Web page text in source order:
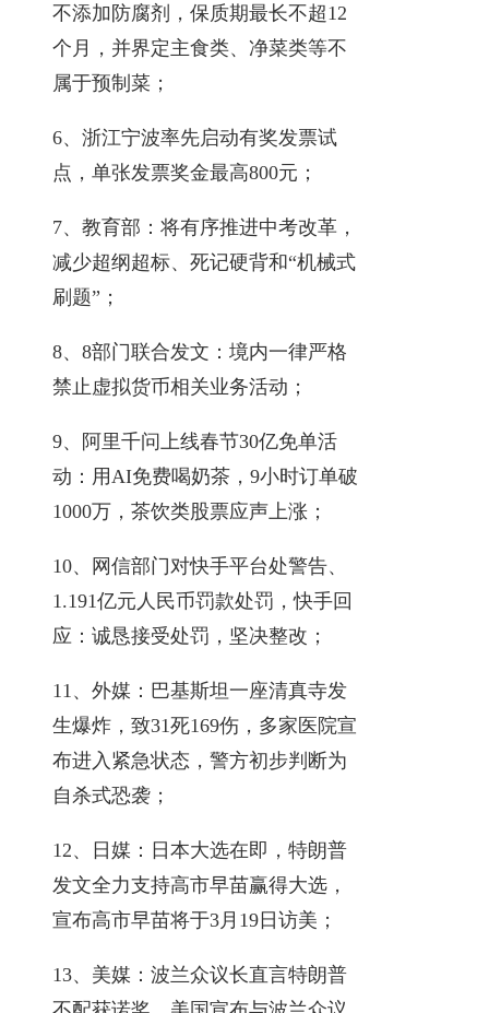
不添加防腐剂，保质期最长不超12
个月，并界定主食类、净菜类等不
属于预制菜；
6、浙江宁波率先启动有奖发票试
点，单张发票奖金最高800元；
7、教育部：将有序推进中考改革，
减少超纲超标、死记硬背和“机械式
刷题”；
8、8部门联合发文：境内一律严格
禁止虚拟货币相关业务活动；
9、阿里千问上线春节30亿免单活
动：用AI免费喝奶茶，9小时订单破
1000万，茶饮类股票应声上涨；
10、网信部门对快手平台处警告、
1.191亿元人民币罚款处罚，快手回
应：诚恳接受处罚，坚决整改；
11、外媒：巴基斯坦一座清真寺发
生爆炸，致31死169伤，多家医院宣
布进入紧急状态，警方初步判断为
自杀式恐袭；
12、日媒：日本大选在即，特朗普
发文全力支持高市早苗赢得大选，
宣布高市早苗将于3月19日访美；
13、美媒：波兰众议长直言特朗普